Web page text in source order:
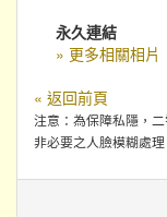
永久連結
» 更多相關相片
« 返回前頁
注意：為保障私隱，
非必要之人臉模糊處理